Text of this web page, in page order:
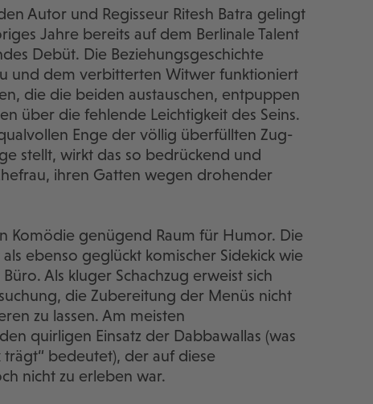
Autor und Regisseur Ritesh Batra gelingt
Jahre bereits auf dem Berlinale Talent
Debüt. Die Beziehungsgeschichte
und dem verbitterten Witwer funktioniert
die die beiden austauschen, entpuppen
über die fehlende Leichtigkeit des Seins.
Enge der völlig überfüllten Zug-
stellt, wirkt das so bedrückend und
ihren Gatten wegen drohender
Komödie genügend Raum für Humor. Die
ebenso geglückt komischer Sidekick wie
Als kluger Schachzug erweist sich
die Zubereitung der Menüs nicht
zu lassen. Am meisten
quirligen Einsatz der Dabbawallas (was
bedeutet), der auf diese
nicht zu erleben war.